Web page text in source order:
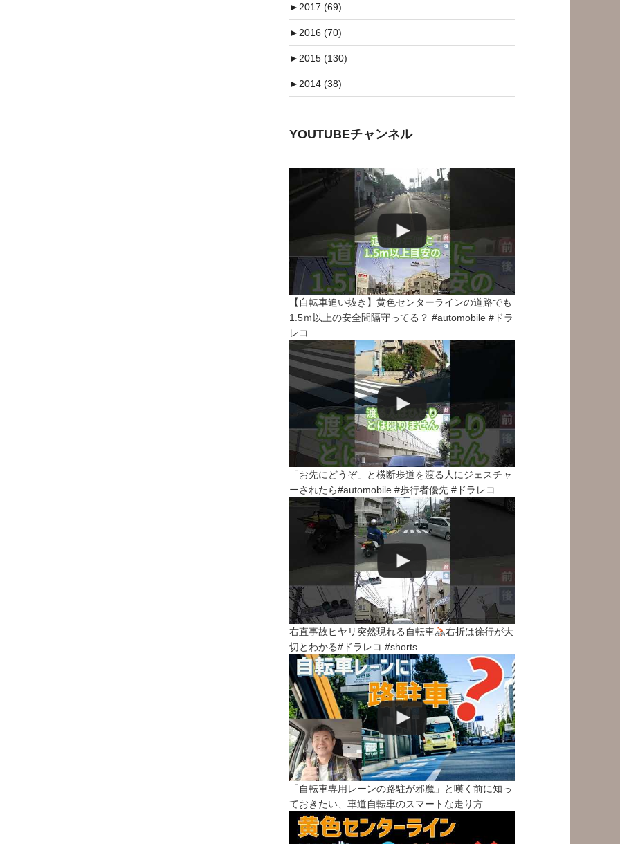
► 2017 (69)
► 2016 (70)
► 2015 (130)
► 2014 (38)
YOUTUBEチャンネル
【自転車追い抜き】黄色センターラインの道路でも
1.5ｍ以上の安全間隔守ってる？ #automobile #ドラ
レコ
「お先にどうぞ」と横断歩道を渡る人にジェスチャ
ーされたら#automobile #歩行者優先 #ドラレコ
右直事故ヒヤリ突然現れる自転車
右折は徐行が大
切とわかる#ドラレコ #shorts
「自転車専用レーンの路駐が邪魔」と嘆く前に知っ
ておきたい、車道自転車のスマートな走り方